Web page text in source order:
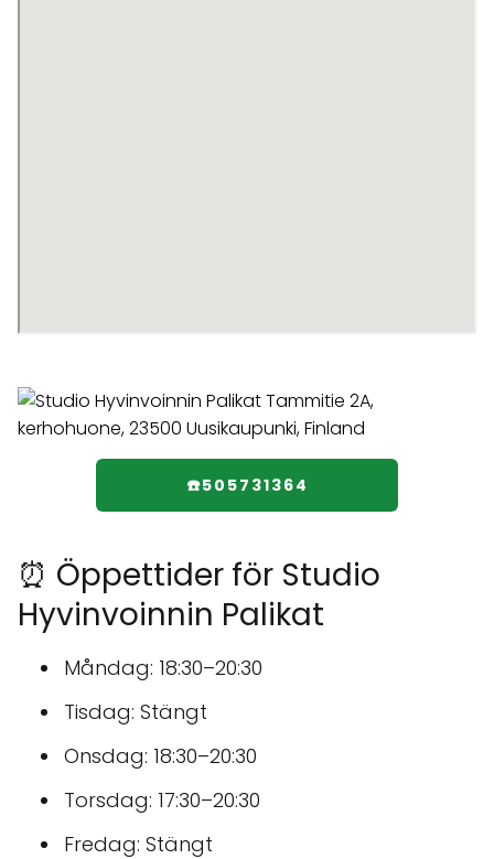
☎️505731364
⏰ Öppettider för Studio
Hyvinvoinnin Palikat
Måndag: 18:30–20:30
Tisdag: Stängt
Onsdag: 18:30–20:30
Torsdag: 17:30–20:30
Fredag: Stängt